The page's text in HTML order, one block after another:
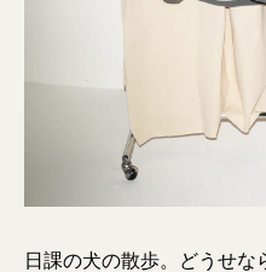
日課の犬の散歩。どうせ